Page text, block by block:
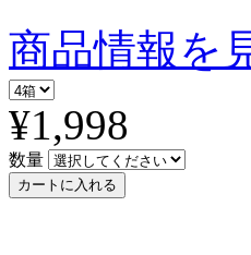
商品情報を
¥1,998
数量
カートに入れる